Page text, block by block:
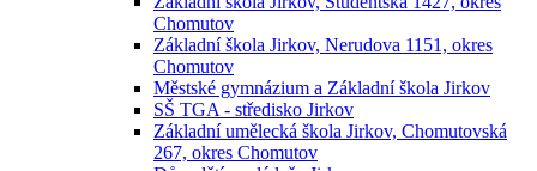
Chomutov
Základní škola Jirkov, Nerudova 1151, okres
Chomutov
Městské gymnázium a Základní škola Jirkov
SŠ TGA - středisko Jirkov
Základní umělecká škola Jirkov, Chomutovská
267, okres Chomutov